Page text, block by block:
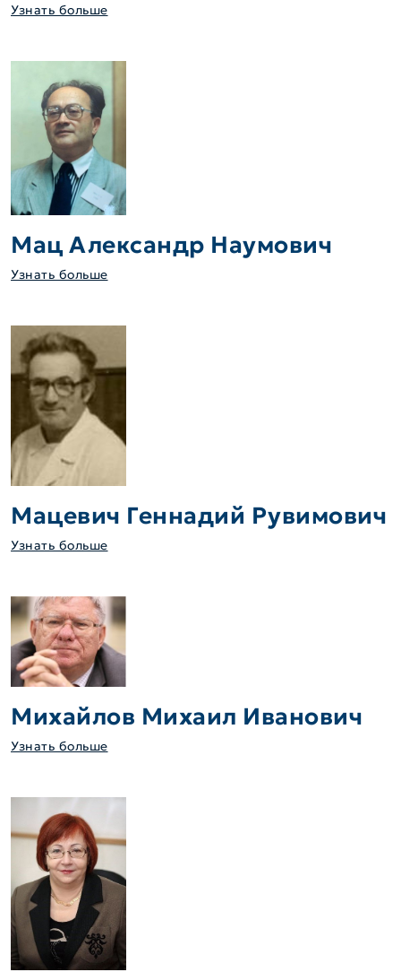
Узнать больше
Мац Александр Наумович
Узнать больше
Мацевич Геннадий Рувимович
Узнать больше
Михайлов Михаил Иванович
Узнать больше